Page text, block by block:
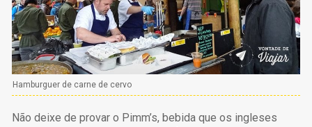
Hamburguer de carne de cervo
Não deixe de provar o Pimm’s, bebida que os ingleses